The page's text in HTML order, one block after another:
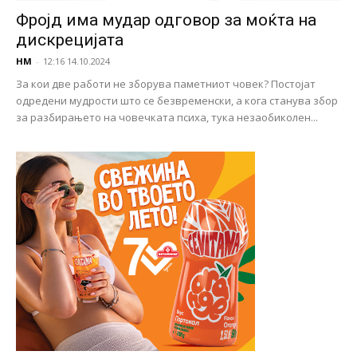
Фројд има мудар одговор за моќта на
дискрецијата
НМ - 12:16 14.10.2024
За кои две работи не зборува паметниот човек? Постојат
одредени мудрости што се безвременски, а кога станува збор
за разбирањето на човечката психа, тука незаобиколен...